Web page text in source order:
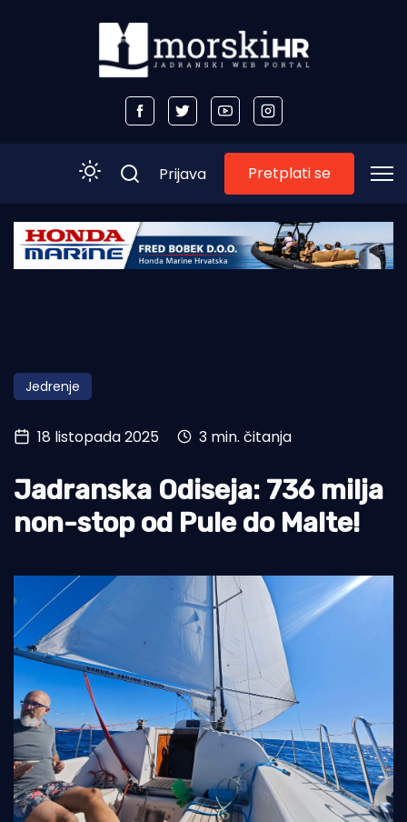
Početna
Obala
Otoci
Turizam i nautika
Pomorstvo
Ribolov
Tradicija i kultura
Prijava Pretplati se
Jedrenje
18 listopada 2025 3 min. čitanja
Jadranska Odiseja: 736 milja
non-stop od Pule do Malte!